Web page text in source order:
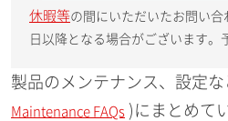
休暇等の間にいただいたお問い
日以降となる場合がございます。
製品のメンテナンス、設定
Maintenance FAQs )にまとめて